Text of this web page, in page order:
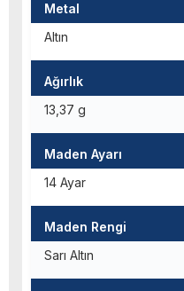
Metal
Altın
Ağırlık
13,37 g
Maden Ayarı
14 Ayar
Maden Rengi
Sarı Altın